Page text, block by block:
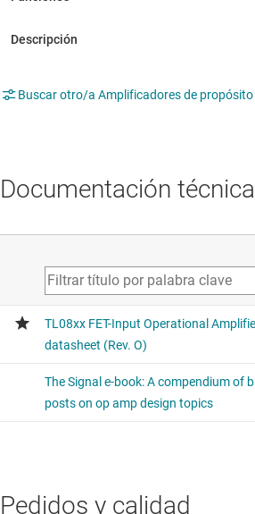
Buscar otro/a Amplificadores de propósito
Documentación técnica
Pedidos y calidad